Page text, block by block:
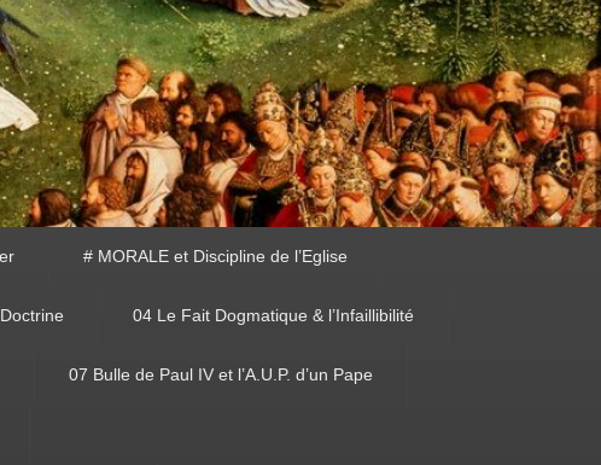
# MORALE et Discipline de l’Eglise
04 Le Fait Dogmatique & l’Infaillibilité
07 Bulle de Paul IV et l’A.U.P. d’un Pape